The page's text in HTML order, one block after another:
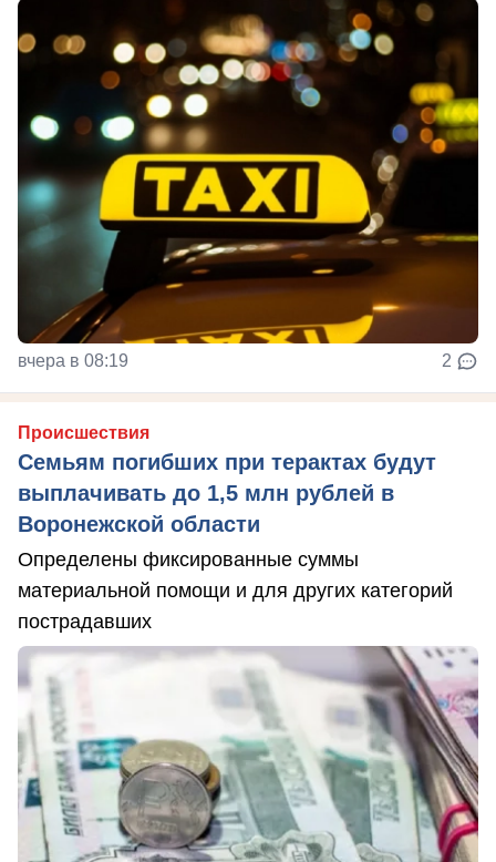
вчера в 08:19 2
Происшествия
Семьям погибших при терактах будут
выплачивать до 1,5 млн рублей в
Воронежской области
Определены фиксированные суммы
материальной помощи и для других категорий
пострадавших